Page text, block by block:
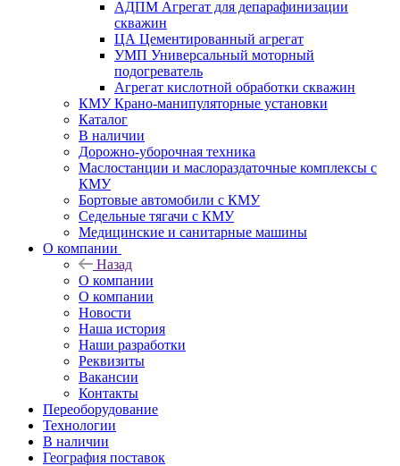
АДПМ Агрегат для депарафинизации
скважин
ЦА Цементированный агрегат
УМП Универсальный моторный
подогреватель
Агрегат кислотной обработки скважин
КМУ Крано-манипуляторные установки
Каталог
В наличии
Дорожно-уборочная техника
Маслостанции и маслораздаточные комплексы с
КМУ
Бортовые автомобили с КМУ
Седельные тягачи с КМУ
Медицинские и санитарные машины
О компании
Назад
О компании
О компании
Новости
Наша история
Наши разработки
Реквизиты
Вакансии
Контакты
Переоборудование
Технологии
В наличии
География поставок